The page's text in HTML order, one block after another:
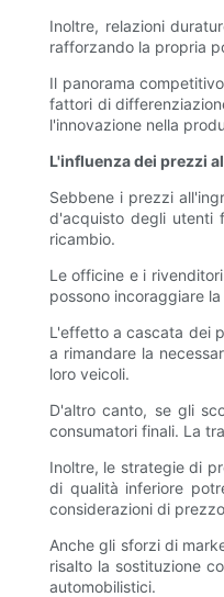
Inoltre, relazioni
rafforzando la propria
Il panorama
fattori di
l'innovazione nella
L'influenza dei prezzi
Sebbene i prezzi
d'acquisto degli utenti
ricambio.
Le officine e i
possono incoraggiare
L'effetto a cascata dei
a rimandare la
loro veicoli.
D'altro canto, se gli
consumatori finali. La
Inoltre, le strategie di
di qualità inferiore
considerazioni di
Anche gli sforzi di
risalto la sostituzione
automobilistici.